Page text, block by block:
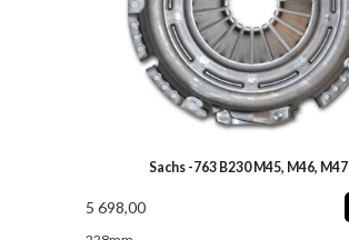
Sachs -763 B230 M45, M46, M47
5 698,00